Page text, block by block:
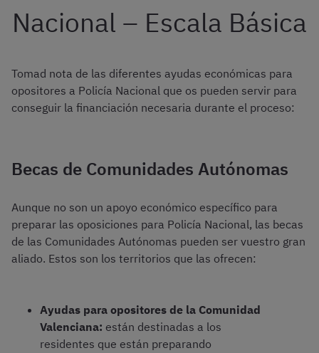
Nacional – Escala Básica
Tomad nota de las diferentes ayudas económicas para
opositores a Policía Nacional que os pueden servir para
conseguir la financiación necesaria durante el proceso:
Becas de Comunidades Autónomas
Aunque no son un apoyo económico específico para
preparar las oposiciones para Policía Nacional, las becas
de las Comunidades Autónomas pueden ser vuestro gran
aliado. Estos son los territorios que las ofrecen:
Ayudas para opositores de la Comunidad
Valenciana: están destinadas a los
residentes que están preparando